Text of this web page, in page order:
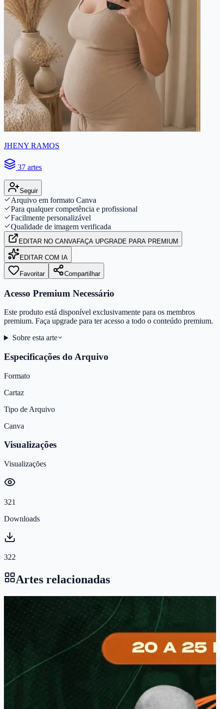
JHENY RAMOS
37 artes
Seguir
Arquivo em formato Canva
Para qualquer competência e profissional
Facilmente personalizável
Qualidade de imagem verificada
EDITAR NO CANVAFAÇA UPGRADE PARA PREMIUM
EDITAR COM IA
Favoritar Compartilhar
Acesso Premium Necessário
Este produto está disponível exclusivamente para os membros
premium. Faça upgrade para ter acesso a todo o conteúdo premium.
Sobre esta arte
Especificações do Arquivo
Formato
Cartaz
Tipo de Arquivo
Canva
Visualizações
Visualizações
321
Downloads
322
Artes relacionadas